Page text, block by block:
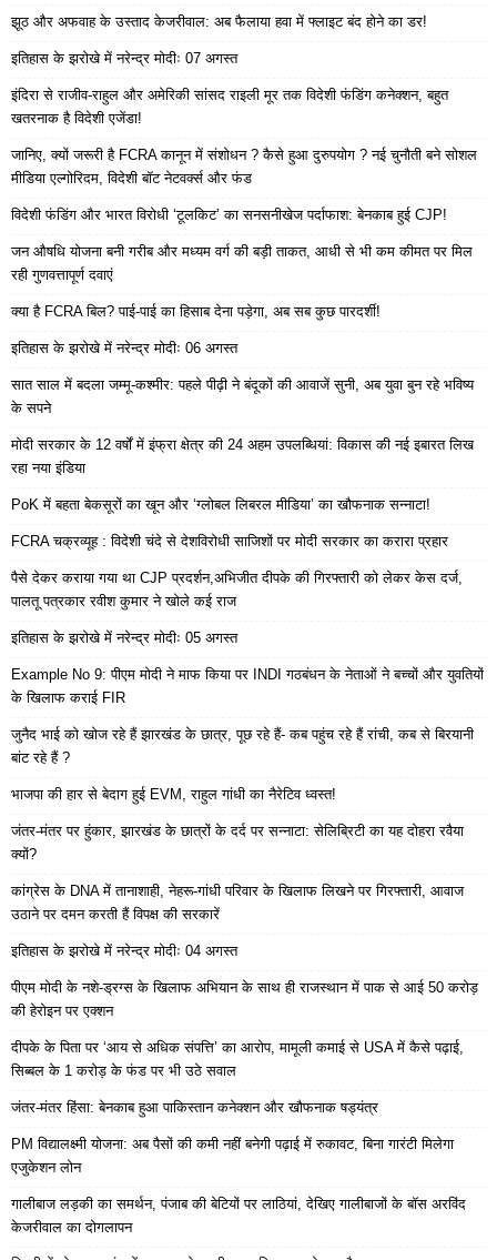
झूठ और अफवाह के उस्ताद केजरीवाल: अब फैलाया हवा में फ्लाइट बंद होने का डर!
इतिहास के झरोखे में नरेन्द्र मोदीः 07 अगस्त
इंदिरा से राजीव-राहुल और अमेरिकी सांसद राइली मूर तक विदेशी फंडिंग कनेक्शन, बहुत
खतरनाक है विदेशी एजेंडा!
जानिए, क्यों जरूरी है FCRA कानून में संशोधन ? कैसे हुआ दुरुपयोग ? नई चुनौती बने सोशल
मीडिया एल्गोरिदम, विदेशी बॉट नेटवर्क्स और फंड
विदेशी फंडिंग और भारत विरोधी ‘टूलकिट’ का सनसनीखेज पर्दाफाश: बेनकाब हुई CJP!
जन औषधि योजना बनी गरीब और मध्यम वर्ग की बड़ी ताकत, आधी से भी कम कीमत पर मिल
रही गुणवत्तापूर्ण दवाएं
क्या है FCRA बिल? पाई-पाई का हिसाब देना पड़ेगा, अब सब कुछ पारदर्शी!
इतिहास के झरोखे में नरेन्द्र मोदीः 06 अगस्त
सात साल में बदला जम्मू-कश्मीर: पहले पीढ़ी ने बंदूकों की आवाजें सुनी, अब युवा बुन रहे भविष्य
के सपने
मोदी सरकार के 12 वर्षों में इंफ्रा क्षेत्र की 24 अहम उपलब्धियां: विकास की नई इबारत लिख
रहा नया इंडिया
PoK में बहता बेकसूरों का खून और ‘ग्लोबल लिबरल मीडिया’ का खौफनाक सन्नाटा!
FCRA चक्रव्यूह : विदेशी चंदे से देशविरोधी साजिशों पर मोदी सरकार का करारा प्रहार
पैसे देकर कराया गया था CJP प्रदर्शन,अभिजीत दीपके की गिरफ्तारी को लेकर केस दर्ज,
पालतू पत्रकार रवीश कुमार ने खोले कई राज
इतिहास के झरोखे में नरेन्द्र मोदीः 05 अगस्त
Example No 9: पीएम मोदी ने माफ किया पर INDI गठबंधन के नेताओं ने बच्चों और युवतियों
के खिलाफ कराई FIR
जुनैद भाई को खोज रहे हैं झारखंड के छात्र, पूछ रहे हैं- कब पहुंच रहे हैं रांची, कब से बिरयानी
बांट रहे हैं ?
भाजपा की हार से बेदाग हुई EVM, राहुल गांधी का नैरेटिव ध्वस्त!
जंतर-मंतर पर हुंकार, झारखंड के छात्रों के दर्द पर सन्नाटा: सेलिब्रिटी का यह दोहरा रवैया
क्यों?
कांग्रेस के DNA में तानाशाही, नेहरू-गांधी परिवार के खिलाफ लिखने पर गिरफ्तारी, आवाज
उठाने पर दमन करती हैं विपक्ष की सरकारें
इतिहास के झरोखे में नरेन्द्र मोदीः 04 अगस्त
पीएम मोदी के नशे-ड्रग्स के खिलाफ अभियान के साथ ही राजस्थान में पाक से आई 50 करोड़
की हेरोइन पर एक्शन
दीपके के पिता पर ‘आय से अधिक संपत्ति’ का आरोप, मामूली कमाई से USA में कैसे पढ़ाई,
सिब्बल के 1 करोड़ के फंड पर भी उठे सवाल
जंतर-मंतर हिंसा: बेनकाब हुआ पाकिस्तान कनेक्शन और खौफनाक षड्यंत्र
PM विद्यालक्ष्मी योजना: अब पैसों की कमी नहीं बनेगी पढ़ाई में रुकावट, बिना गारंटी मिलेगा
एजुकेशन लोन
गालीबाज लड़की का समर्थन, पंजाब की बेटियों पर लाठियां, देखिए गालीबाजों के बॉस अरविंद
केजरीवाल का दोगलापन